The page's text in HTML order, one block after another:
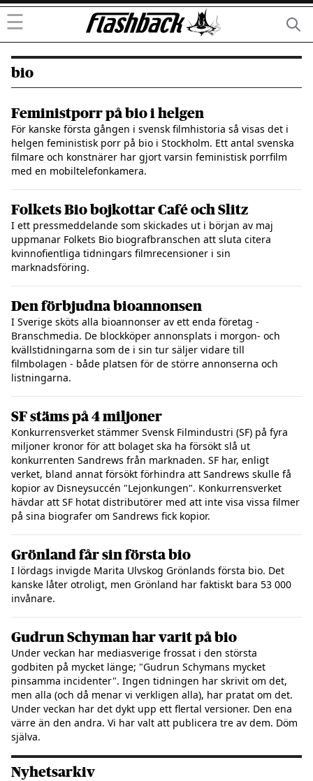
☰
bio
Feministporr på bio i helgen
För kanske första gången i svensk filmhistoria så visas det i
helgen feministisk porr på bio i Stockholm. Ett antal svenska
filmare och konstnärer har gjort varsin feministisk porrfilm
med en mobiltelefonkamera.
Folkets Bio bojkottar Café och Slitz
I ett pressmeddelande som skickades ut i början av maj
uppmanar Folkets Bio biografbranschen att sluta citera
kvinnofientliga tidningars filmrecensioner i sin
marknadsföring.
Den förbjudna bioannonsen
I Sverige sköts alla bioannonser av ett enda företag -
Branschmedia. De blockköper annonsplats i morgon- och
kvällstidningarna som de i sin tur säljer vidare till
filmbolagen - både platsen för de större annonserna och
listningarna.
SF stäms på 4 miljoner
Konkurrensverket stämmer Svensk Filmindustri (SF) på fyra
miljoner kronor för att bolaget ska ha försökt slå ut
konkurrenten Sandrews från marknaden. SF har, enligt
verket, bland annat försökt förhindra att Sandrews skulle få
kopior av Disneysuccén "Lejonkungen". Konkurrensverket
hävdar att SF hotat distributörer med att inte visa vissa filmer
på sina biografer om Sandrews fick kopior.
Grönland får sin första bio
I lördags invigde Marita Ulvskog Grönlands första bio. Det
kanske låter otroligt, men Grönland har faktiskt bara 53 000
invånare.
Gudrun Schyman har varit på bio
Under veckan har mediasverige frossat i den största
godbiten på mycket länge; "Gudrun Schymans mycket
pinsamma incidenter". Ingen tidningen har skrivit om det,
men alla (och då menar vi verkligen alla), har pratat om det.
Under veckan har det dykt upp ett flertal versioner. Den ena
värre än den andra. Vi har valt att publicera tre av dem. Döm
själva.
Nyhetsarkiv